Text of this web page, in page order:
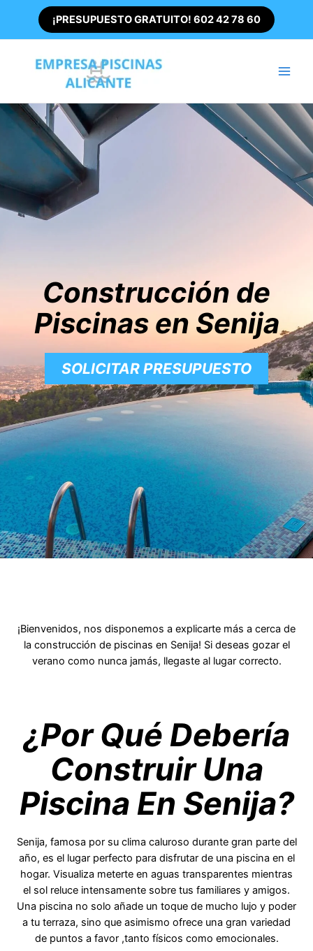
contenido
¡PRESUPUESTO GRATUITO! 602 42 78 60
Construcción de
Piscinas en Senija
SOLICITAR PRESUPUESTO
¡Bienvenidos, nos disponemos a explicarte más a cerca de
la construcción de piscinas en Senija! Si deseas gozar el
verano como nunca jamás, llegaste al lugar correcto.
¿Por Qué Debería
Construir Una
Piscina En Senija?
Senija, famosa por su clima caluroso durante gran parte del
año, es el lugar perfecto para disfrutar de una piscina en el
hogar. Visualiza meterte en aguas transparentes mientras
el sol reluce intensamente sobre tus familiares y amigos.
Una piscina no solo añade un toque de mucho lujo y poder
a tu terraza, sino que asimismo ofrece una gran variedad
de puntos a favor ,tanto físicos como emocionales.